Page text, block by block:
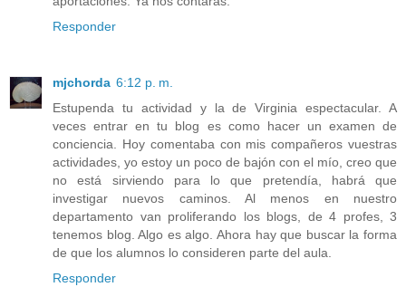
Responder
mjchorda 6:12 p. m.
Estupenda tu actividad y la de Virginia espectacular. A
veces entrar en tu blog es como hacer un examen de
conciencia. Hoy comentaba con mis compañeros vuestras
actividades, yo estoy un poco de bajón con el mío, creo que
no está sirviendo para lo que pretendía, habrá que
investigar nuevos caminos. Al menos en nuestro
departamento van proliferando los blogs, de 4 profes, 3
tenemos blog. Algo es algo. Ahora hay que buscar la forma
de que los alumnos lo consideren parte del aula.
Responder